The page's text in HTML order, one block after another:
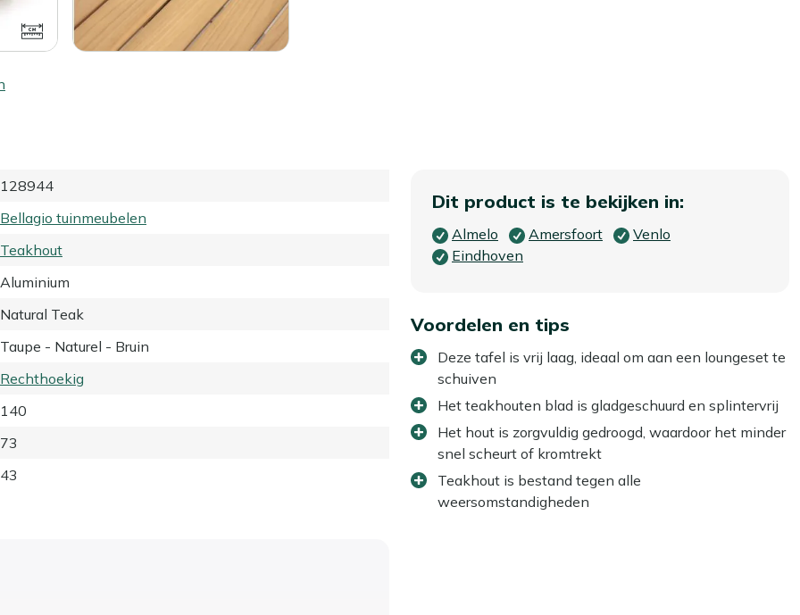
128944
Bellagio tuinmeubelen
Teakhout
Aluminium
Natural Teak
Taupe - Naturel - Bruin
Rechthoekig
140
73
43
Dit product is te bekijken in:
Almelo Amersfoort
Venlo
Eindhoven
Voordelen en tips
Deze tafel is vrij laag, ideaal om aan een loungeset te
schuiven
Het teakhouten blad is gladgeschuurd en splintervrij
Het hout is zorgvuldig gedroogd, waardoor het minder
snel scheurt of kromtrekt
Teakhout is bestand tegen alle
weersomstandigheden